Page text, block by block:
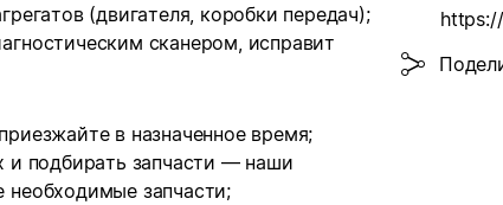
(двигателя, коробки передач);
сканером, исправит
в назначенное время;
и подбирать запчасти — наши
необходимые запчасти;